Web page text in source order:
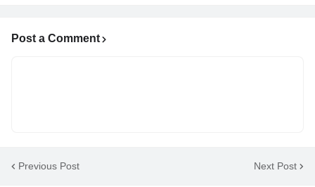
Post a Comment
Previous Post Next Post